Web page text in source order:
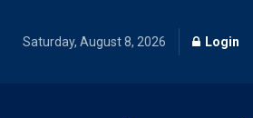
Saturday, August 8, 2026 Login